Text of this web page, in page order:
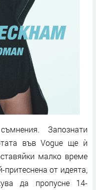
Запознати
във Vogue ще ѝ
малко време
от идеята,
да пропусне 14-